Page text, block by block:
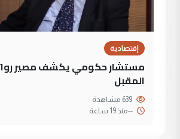
إقتصادية
مستشار حكومي يكشف مصير
المقبل
--منذ 19 ساعة